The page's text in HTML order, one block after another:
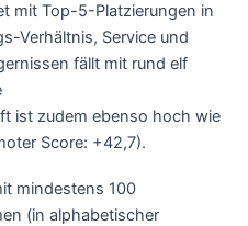
mit Top-5-Platzierungen in
Verhältnis, Service und
fällt mit rund elf
ist zudem ebenso hoch wie
Score: +42,7).
mindestens 100
(in alphabetischer